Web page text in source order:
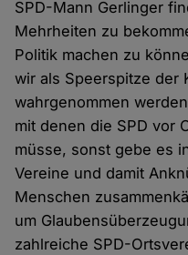
SPD-Mann Gerlinger
Mehrheiten zu
Politik machen zu
wir als Speerspitze der
wahrgenommen
mit denen die SPD vor
müsse, sonst gebe es
Vereine und damit
Menschen
um
zahlreiche SPD-